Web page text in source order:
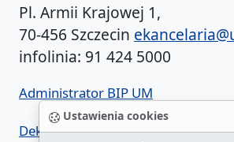
Ustawienia cookies
Pl. Armii Krajowej 1,
70-456 Szczecin
infolinia: 91 424 5000
Administrator BIP UM
Deklaracja dostępności